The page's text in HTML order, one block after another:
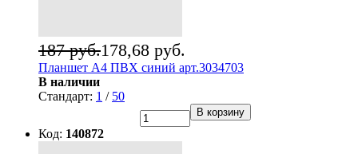
178,68 руб.
187 руб.
Планшет А4 ПВХ синий арт.3034703
В наличии
Стандарт: 1 / 50
В корзину
Код: 140872